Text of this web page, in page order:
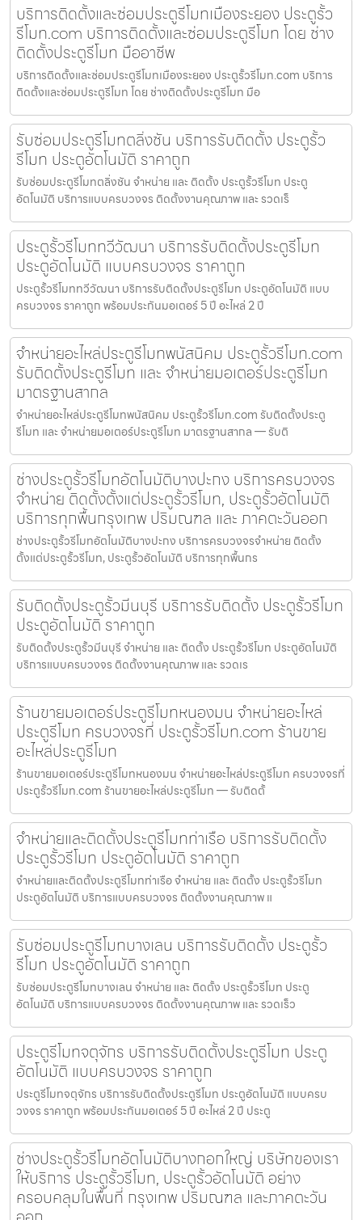
บริการติดตั้งและซ่อมประตูรีโมทเมืองระยอง ประตูรั้ว
รีโมท.com บริการติดตั้งและซ่อมประตูรีโมท โดย ช่าง
ติดตั้งประตูรีโมท มืออาชีพ
บริการติดตั้งและซ่อมประตูรีโมทเมืองระยอง ประตูรั้วรีโมท.com บริการ
ติดตั้งและซ่อมประตูรีโมท โดย ช่างติดตั้งประตูรีโมท มือ
รับซ่อมประตูรีโมทตลิ่งชัน บริการรับติดตั้ง ประตูรั้ว
รีโมท ประตูอัตโนมัติ ราคาถูก
รับซ่อมประตูรีโมทตลิ่งชัน จำหน่าย และ ติดตั้ง ประตูรั้วรีโมท ประตู
อัตโนมัติ บริการแบบครบวงจร ติดตั้งงานคุณภาพ และ รวดเร็
ประตูรั้วรีโมททวีวัฒนา บริการรับติดตั้งประตูรีโมท
ประตูอัตโนมัติ แบบครบวงจร ราคาถูก
ประตูรั้วรีโมททวีวัฒนา บริการรับติดตั้งประตูรีโมท ประตูอัตโนมัติ แบบ
ครบวงจร ราคาถูก พร้อมประกันมอเตอร์ 5 ปี อะไหล่ 2 ปี
จำหน่ายอะไหล่ประตูรีโมทพนัสนิคม ประตูรั้วรีโมท.com
รับติดตั้งประตูรีโมท และ จำหน่ายมอเตอร์ประตูรีโมท
มาตรฐานสากล
จำหน่ายอะไหล่ประตูรีโมทพนัสนิคม ประตูรั้วรีโมท.com รับติดตั้งประตู
รีโมท และ จำหน่ายมอเตอร์ประตูรีโมท มาตรฐานสากล — รับติ
ช่างประตูรั้วรีโมทอัตโนมัติบางปะกง บริการครบวงจร
จำหน่าย ติดตั้งตั้งแต่ประตูรั้วรีโมท, ประตูรั้วอัตโนมัติ
บริการทุกพื้นกรุงเทพ ปริมณฑล และ ภาคตะวันออก
ช่างประตูรั้วรีโมทอัตโนมัติบางปะกง บริการครบวงจรจำหน่าย ติดตั้ง
ตั้งแต่ประตูรั้วรีโมท, ประตูรั้วอัตโนมัติ บริการทุกพื้นกร
รับติดตั้งประตูรั้วมีนบุรี บริการรับติดตั้ง ประตูรั้วรีโมท
ประตูอัตโนมัติ ราคาถูก
รับติดตั้งประตูรั้วมีนบุรี จำหน่าย และ ติดตั้ง ประตูรั้วรีโมท ประตูอัตโนมัติ
บริการแบบครบวงจร ติดตั้งงานคุณภาพ และ รวดเร
ร้านขายมอเตอร์ประตูรีโมทหนองมน จำหน่ายอะไหล่
ประตูรีโมท ครบวงจรที่ ประตูรั้วรีโมท.com ร้านขาย
อะไหล่ประตูรีโมท
ร้านขายมอเตอร์ประตูรีโมทหนองมน จำหน่ายอะไหล่ประตูรีโมท ครบวงจรที่
ประตูรั้วรีโมท.com ร้านขายอะไหล่ประตูรีโมท — รับติดตั้
จำหน่ายและติดตั้งประตูรีโมทท่าเรือ บริการรับติดตั้ง
ประตูรั้วรีโมท ประตูอัตโนมัติ ราคาถูก
จำหน่ายและติดตั้งประตูรีโมทท่าเรือ จำหน่าย และ ติดตั้ง ประตูรั้วรีโมท
ประตูอัตโนมัติ บริการแบบครบวงจร ติดตั้งงานคุณภาพ แ
รับซ่อมประตูรีโมทบางเลน บริการรับติดตั้ง ประตูรั้ว
รีโมท ประตูอัตโนมัติ ราคาถูก
รับซ่อมประตูรีโมทบางเลน จำหน่าย และ ติดตั้ง ประตูรั้วรีโมท ประตู
อัตโนมัติ บริการแบบครบวงจร ติดตั้งงานคุณภาพ และ รวดเร็ว
ประตูรีโมทจตุจักร บริการรับติดตั้งประตูรีโมท ประตู
อัตโนมัติ แบบครบวงจร ราคาถูก
ประตูรีโมทจตุจักร บริการรับติดตั้งประตูรีโมท ประตูอัตโนมัติ แบบครบ
วงจร ราคาถูก พร้อมประกันมอเตอร์ 5 ปี อะไหล่ 2 ปี ประตู
ช่างประตูรั้วรีโมทอัตโนมัติบางกอกใหญ่ บริษัทของเรา
ให้บริการ ประตูรั้วรีโมท, ประตูรั้วอัตโนมัติ อย่าง
ครอบคลุมในพื้นที่ กรุงเทพ ปริมณฑล และภาคตะวัน